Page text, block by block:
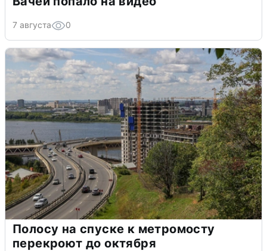
7 августа 0
Полосу на спуске к метромосту
перекроют до октября